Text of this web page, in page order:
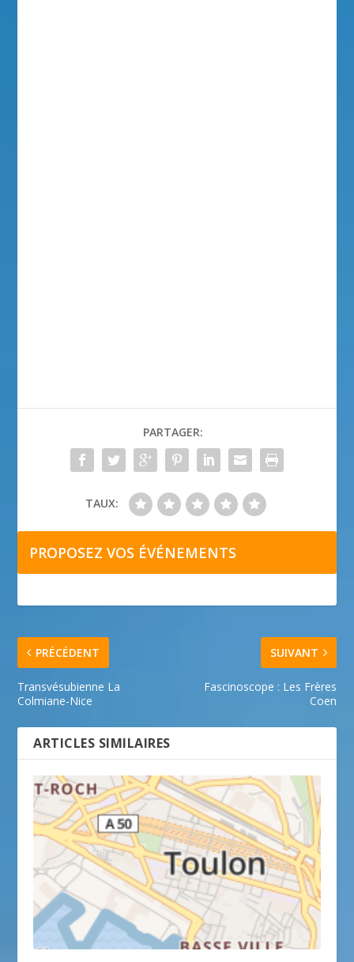
PARTAGER:
TAUX:
PROPOSEZ VOS ÉVÉNEMENTS
PRÉCÉDENT
Transvésubienne La
Colmiane-Nice
SUIVANT
Fascinoscope : Les Frères
Coen
ARTICLES SIMILAIRES